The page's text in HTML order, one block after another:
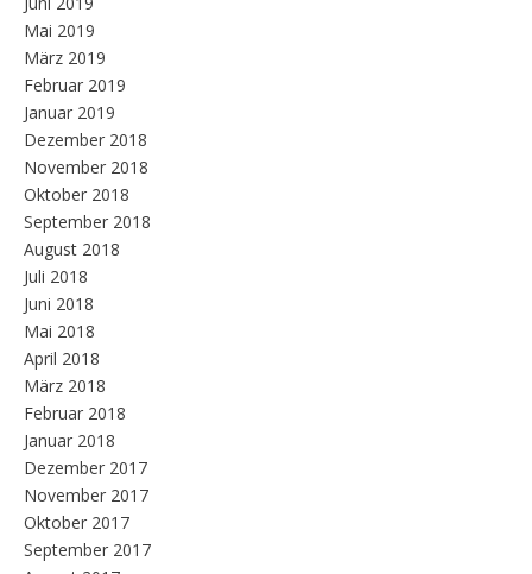
Mai 2019
März 2019
Februar 2019
Januar 2019
Dezember 2018
November 2018
Oktober 2018
September 2018
August 2018
Juli 2018
Juni 2018
Mai 2018
April 2018
März 2018
Februar 2018
Januar 2018
Dezember 2017
November 2017
Oktober 2017
September 2017